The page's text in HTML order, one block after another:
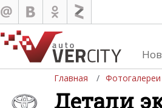
Главная Фотогалереи
Детали